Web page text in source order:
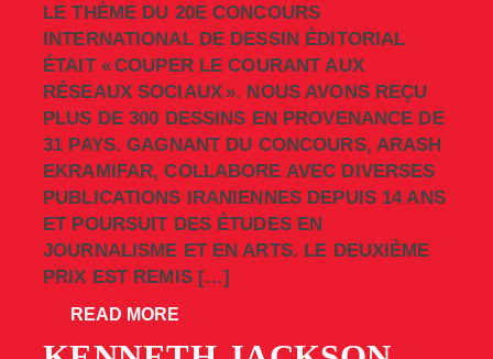
LE THÈME DU 20E CONCOURS
INTERNATIONAL DE DESSIN ÉDITORIAL
ÉTAIT « COUPER LE COURANT AUX
RÉSEAUX SOCIAUX ». NOUS AVONS REÇU
PLUS DE 300 DESSINS EN PROVENANCE DE
31 PAYS. GAGNANT DU CONCOURS, ARASH
EKRAMIFAR, COLLABORE AVEC DIVERSES
PUBLICATIONS IRANIENNES DEPUIS 14 ANS
ET POURSUIT DES ÉTUDES EN
JOURNALISME ET EN ARTS. LE DEUXIÈME
PRIX EST REMIS […]
READ MORE